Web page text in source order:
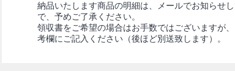
納品いたします商品の明細は、メールでお知らせ
で、予めご了承ください。
領収書をご希望の場合はお手数ではございますが
考欄にご記入ください（後ほど別送致します）。